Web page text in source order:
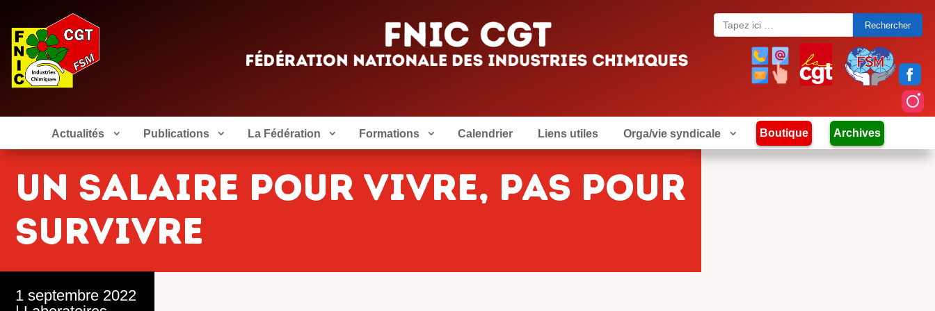
Search
for:
Actualités Publications La Fédération Formations Calendrier Liens utiles Orga/vie syndicale Boutique Archives
Un salaire pour vivre, pas pour
survivre
1 septembre 2022